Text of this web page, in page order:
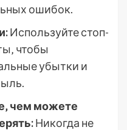
ошибок.
Используйте стоп-
чтобы
убытки и
чем можете
Никогда не